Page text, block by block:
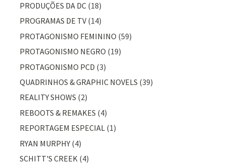
PRODUÇÕES DA DC (18)
PROGRAMAS DE TV (14)
PROTAGONISMO FEMININO (59)
PROTAGONISMO NEGRO (19)
PROTAGONISMO PCD (3)
QUADRINHOS & GRAPHIC NOVELS (39)
REALITY SHOWS (2)
REBOOTS & REMAKES (4)
REPORTAGEM ESPECIAL (1)
RYAN MURPHY (4)
SCHITT'S CREEK (4)